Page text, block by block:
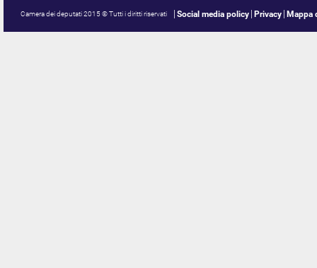
Camera dei deputati 2015 © Tutti i diritti riservati Social media policy Privacy Mappa